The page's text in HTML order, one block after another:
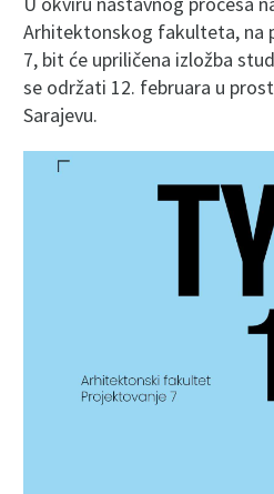
Arhitektonskog fakulteta, na
7, bit će upriličena izložba
se održati 12. februara u
Sarajevu.